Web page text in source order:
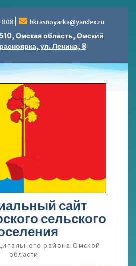
808 bkrasnoyarka@yandex.ru
Омская область, Омский
ул. Ленина, 8
сайт
сельского
района Омской
области